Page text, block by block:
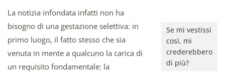
Se mi vestissi
così, mi
crederebbero
di più?
La notizia infondata infatti non ha
bisogno di una gestazione selettiva: in
primo luogo, il fatto stesso che sia
venuta in mente a qualcuno la carica di
un requisito fondamentale: la